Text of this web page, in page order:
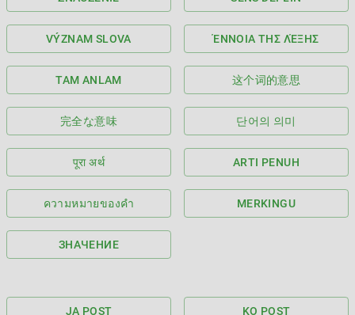
VÝZNAM SLOVA ΈΝΝΟΙΑ ΤΗΣ ΛΈΞΗΣ
TAM ANLAM 这个词的意思
完全な意味 단어의 의미
पूरा अर्थ ARTI PENUH
ความหมายของคำ MERKINGU
ЗНАЧЕНИЕ
JA POST KO POST